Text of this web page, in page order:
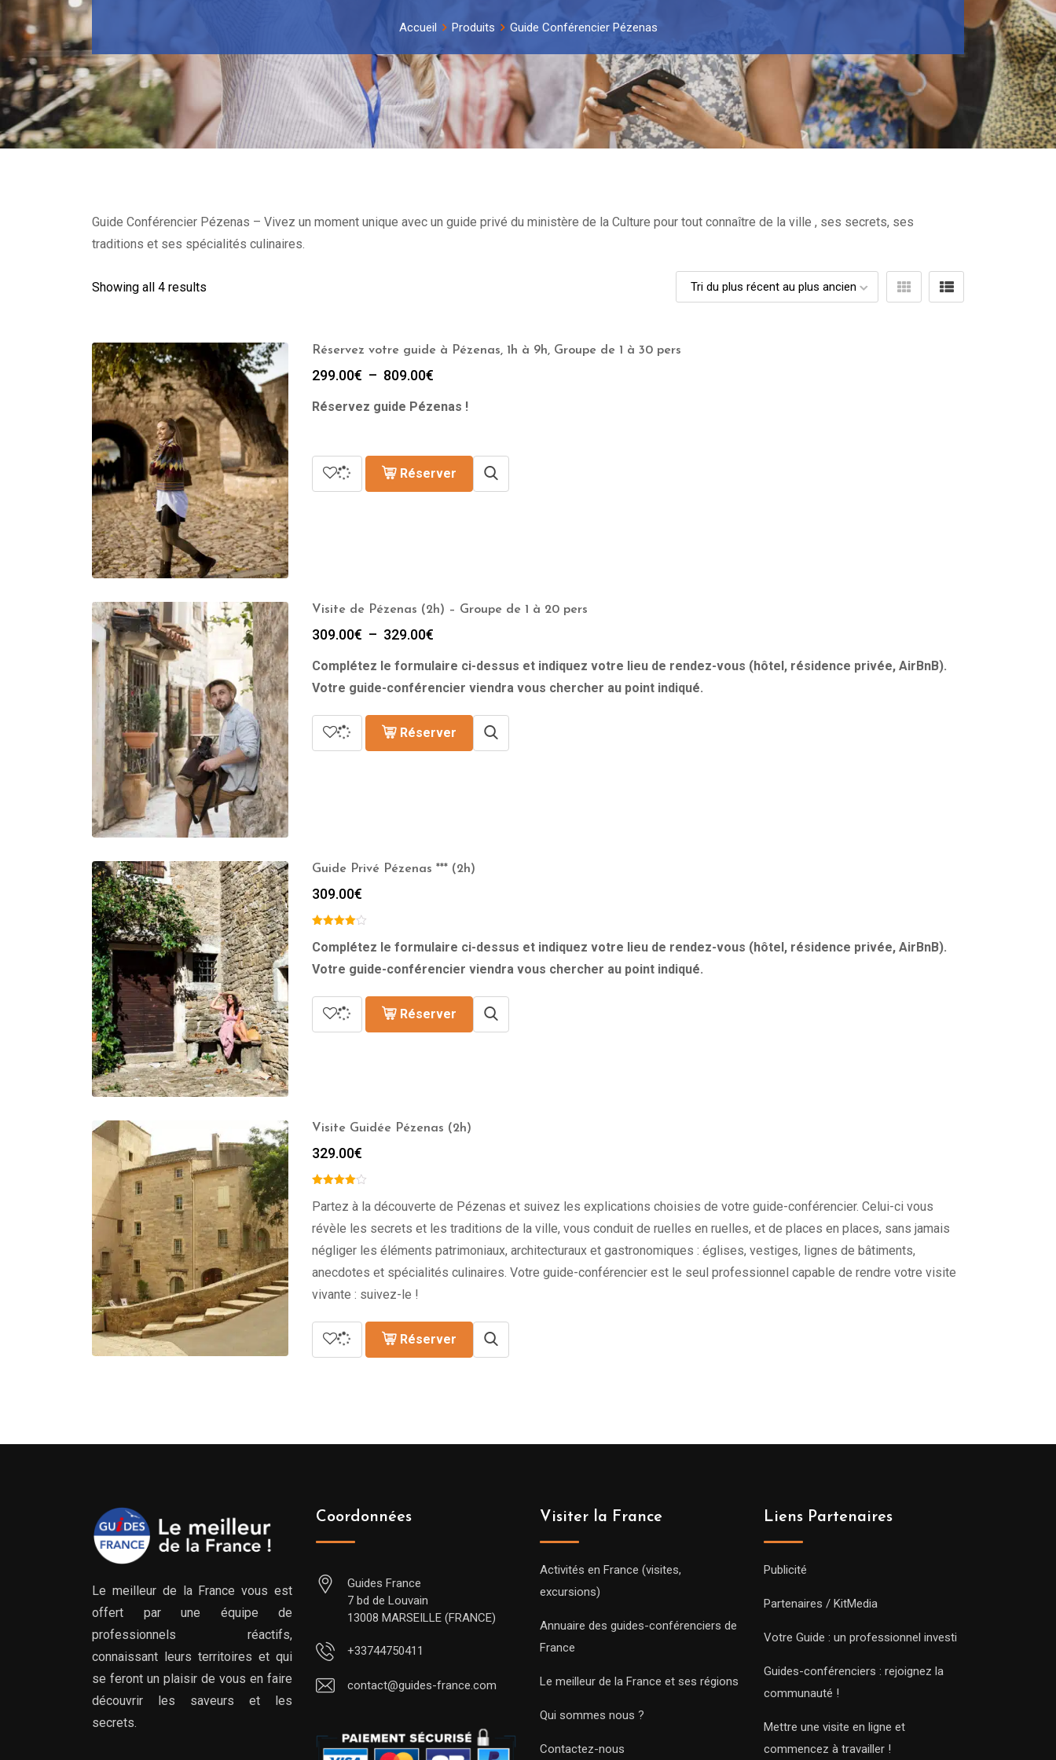
Accueil Produits Guide Conférencier Pézenas
Guide Conférencier Pézenas – Vivez un moment unique avec un guide privé du ministère de la Culture pour tout connaître de la ville , ses secrets, ses
traditions et ses spécialités culinaires.
Showing all 4 results
Réservez votre guide à Pézenas, 1h à 9h, Groupe de 1 à 30 pers
299.00€ – 809.00€
prix :
Réservez guide Pézenas !
Réserver
Visite de Pézenas (2h) – Groupe de 1 à 20 pers
309.00€ – 329.00€
prix :
309.00€
Complétez le formulaire ci-dessus et indiquez votre lieu de rendez-vous (hôtel, résidence privée, AirBnB).
Votre guide-conférencier viendra vous chercher au point indiqué.
Réserver
Guide Privé Pézenas *** (2h)
309.00€
Complétez le formulaire ci-dessus et indiquez votre lieu de rendez-vous (hôtel, résidence privée, AirBnB).
Votre guide-conférencier viendra vous chercher au point indiqué.
Réserver
Visite Guidée Pézenas (2h)
329.00€
Partez à la découverte de Pézenas et suivez les explications choisies de votre guide-conférencier. Celui-ci vous
révèle les secrets et les traditions de la ville, vous conduit de ruelles en ruelles, et de places en places, sans jamais
négliger les éléments patrimoniaux, architecturaux et gastronomiques : églises, vestiges, lignes de bâtiments,
anecdotes et spécialités culinaires. Votre guide-conférencier est le seul professionnel capable de rendre votre visite
vivante : suivez-le !
Réserver
Le meilleur de la France vous est
offert par une équipe de
professionnels réactifs,
connaissant leurs territoires et qui
se feront un plaisir de vous en faire
découvrir les saveurs et les
secrets.
Coordonnées
Guides France
7 bd de Louvain
13008 MARSEILLE (FRANCE)
+33744750411
contact@guides-france.com
Visiter la France
Activités en France (visites,
excursions)
Annuaire des guides-conférenciers de
France
Le meilleur de la France et ses régions
Qui sommes nous ?
Contactez-nous
Liens Partenaires
Publicité
Partenaires / KitMedia
Votre Guide : un professionnel investi
Guides-conférenciers : rejoignez la
communauté !
Mettre une visite en ligne et
commencez à travailler !